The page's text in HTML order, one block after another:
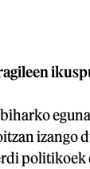
izango
politikoek